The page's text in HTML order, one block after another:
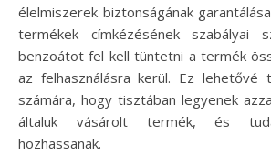
élelmiszerek biztonságának
termékek címkézésének szabályai
benzoátot fel kell tüntetni a termék
az felhasználásra kerül. Ez lehetővé
számára, hogy tisztában legyenek
általuk vásárolt termék, és
hozhassanak.